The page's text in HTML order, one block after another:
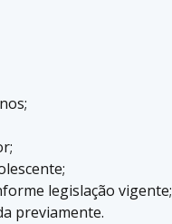
legislação vigente;
previamente.